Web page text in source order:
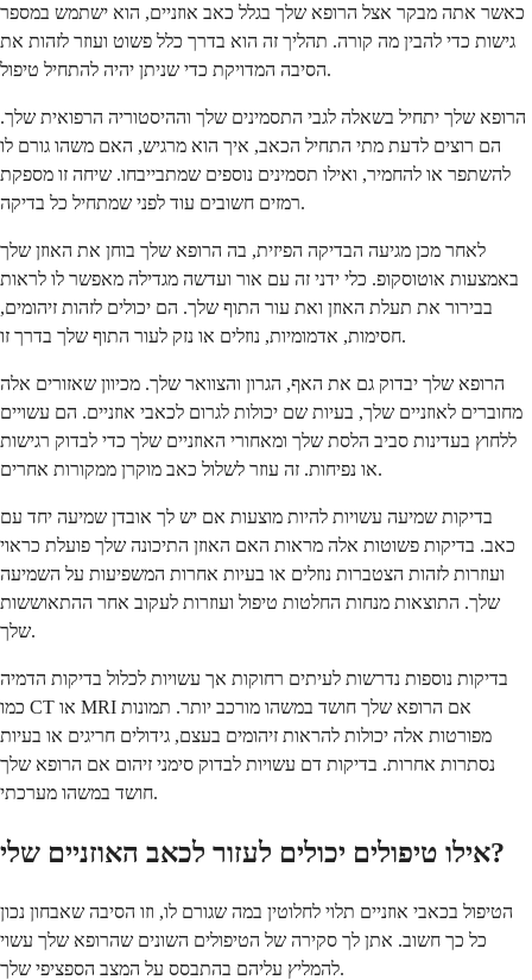
כאשר אתה מבקר אצל הרופא שלך בגלל כאב אוזניים, הוא ישתמש במספר
גישות כדי להבין מה קורה. תהליך זה הוא בדרך כלל פשוט ועוזר לזהות את
הסיבה המדויקת כדי שניתן יהיה להתחיל טיפול.
הרופא שלך יתחיל בשאלה לגבי התסמינים שלך וההיסטוריה הרפואית שלך.
הם רוצים לדעת מתי התחיל הכאב, איך הוא מרגיש, האם משהו גורם לו
להשתפר או להחמיר, ואילו תסמינים נוספים שמתבייבחו. שיחה זו מספקת
רמזים חשובים עוד לפני שמתחיל כל בדיקה.
לאחר מכן מגיעה הבדיקה הפיזית, בה הרופא שלך בוחן את האוזן שלך
באמצעות אוטוסקופ. כלי ידני זה עם אור ועדשה מגדילה מאפשר לו לראות
בבירור את תעלת האוזן ואת עור התוף שלך. הם יכולים לזהות זיהומים,
חסימות, אדמומיות, נוזלים או נזק לעור התוף שלך בדרך זו.
הרופא שלך יבדוק גם את האף, הגרון והצוואר שלך. מכיוון שאזורים אלה
מחוברים לאוזניים שלך, בעיות שם יכולות לגרום לכאבי אוזניים. הם עשויים
ללחוץ בעדינות סביב הלסת שלך ומאחורי האוזניים שלך כדי לבדוק רגישות
או נפיחות. זה עוזר לשלול כאב מוקרן ממקורות אחרים.
בדיקות שמיעה עשויות להיות מוצעות אם יש לך אובדן שמיעה יחד עם
כאב. בדיקות פשוטות אלה מראות האם האוזן התיכונה שלך פועלת כראוי
ועוזרות לזהות הצטברות נוזלים או בעיות אחרות המשפיעות על השמיעה
שלך. התוצאות מנחות החלטות טיפול ועוזרות לעקוב אחר ההתאוששות
שלך.
בדיקות נוספות נדרשות לעיתים רחוקות אך עשויות לכלול בדיקות הדמיה
כמו CT או MRI אם הרופא שלך חושד במשהו מורכב יותר. תמונות
מפורטות אלה יכולות להראות זיהומים בעצם, גידולים חריגים או בעיות
נסתרות אחרות. בדיקות דם עשויות לבדוק סימני זיהום אם הרופא שלך
חושד במשהו מערכתי.
אילו טיפולים יכולים לעזור לכאב האוזניים שלי?
הטיפול בכאבי אוזניים תלוי לחלוטין במה שגורם לו, וזו הסיבה שאבחון נכון
כל כך חשוב. אתן לך סקירה של הטיפולים השונים שהרופא שלך עשוי
להמליץ עליהם בהתבסס על המצב הספציפי שלך.